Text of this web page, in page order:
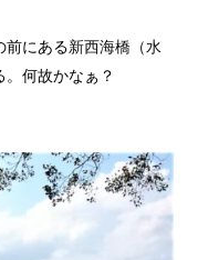
前にある新西海橋（水
何故かなぁ？